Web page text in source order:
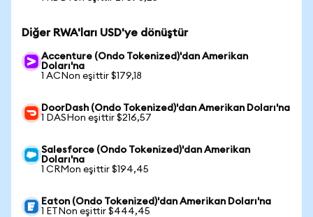
Diğer RWA'ları USD'ye dönüştür
Accenture (Ondo Tokenized)'dan Amerikan
Doları'na
1 ACNon eşittir $179,18
DoorDash (Ondo Tokenized)'dan Amerikan Doları'na
1 DASHon eşittir $216,57
Salesforce (Ondo Tokenized)'dan Amerikan
Doları'na
1 CRMon eşittir $194,45
Eaton (Ondo Tokenized)'dan Amerikan Doları'na
1 ETNon eşittir $444,45